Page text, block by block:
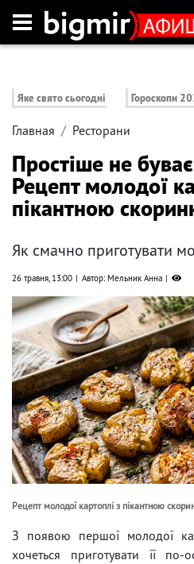
Яке свято сьогодні Гороскопи
Главная Ресторани
Простіше не
Рецепт молодої
пікантною
Як смачно приготувати
26 травня, 13:00 Автор: Мельник Анна
Рецепт молодої картоплі з пікантною
З появою першої молодої
хочеться приготувати її по-